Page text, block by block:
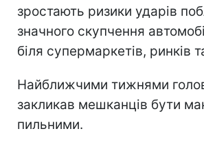
зростають ризики ударів
значного скупчення
біля супермаркетів, ринків
Найближчими тижнями
закликав мешканців бути
пильними.